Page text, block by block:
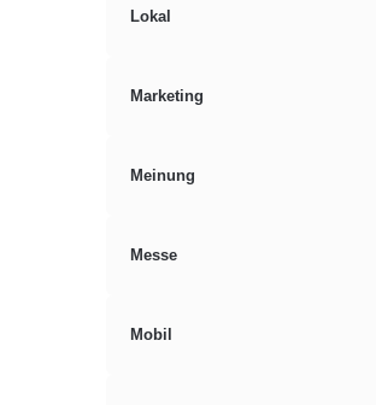
Lokal
Marketing
Meinung
Messe
Mobil